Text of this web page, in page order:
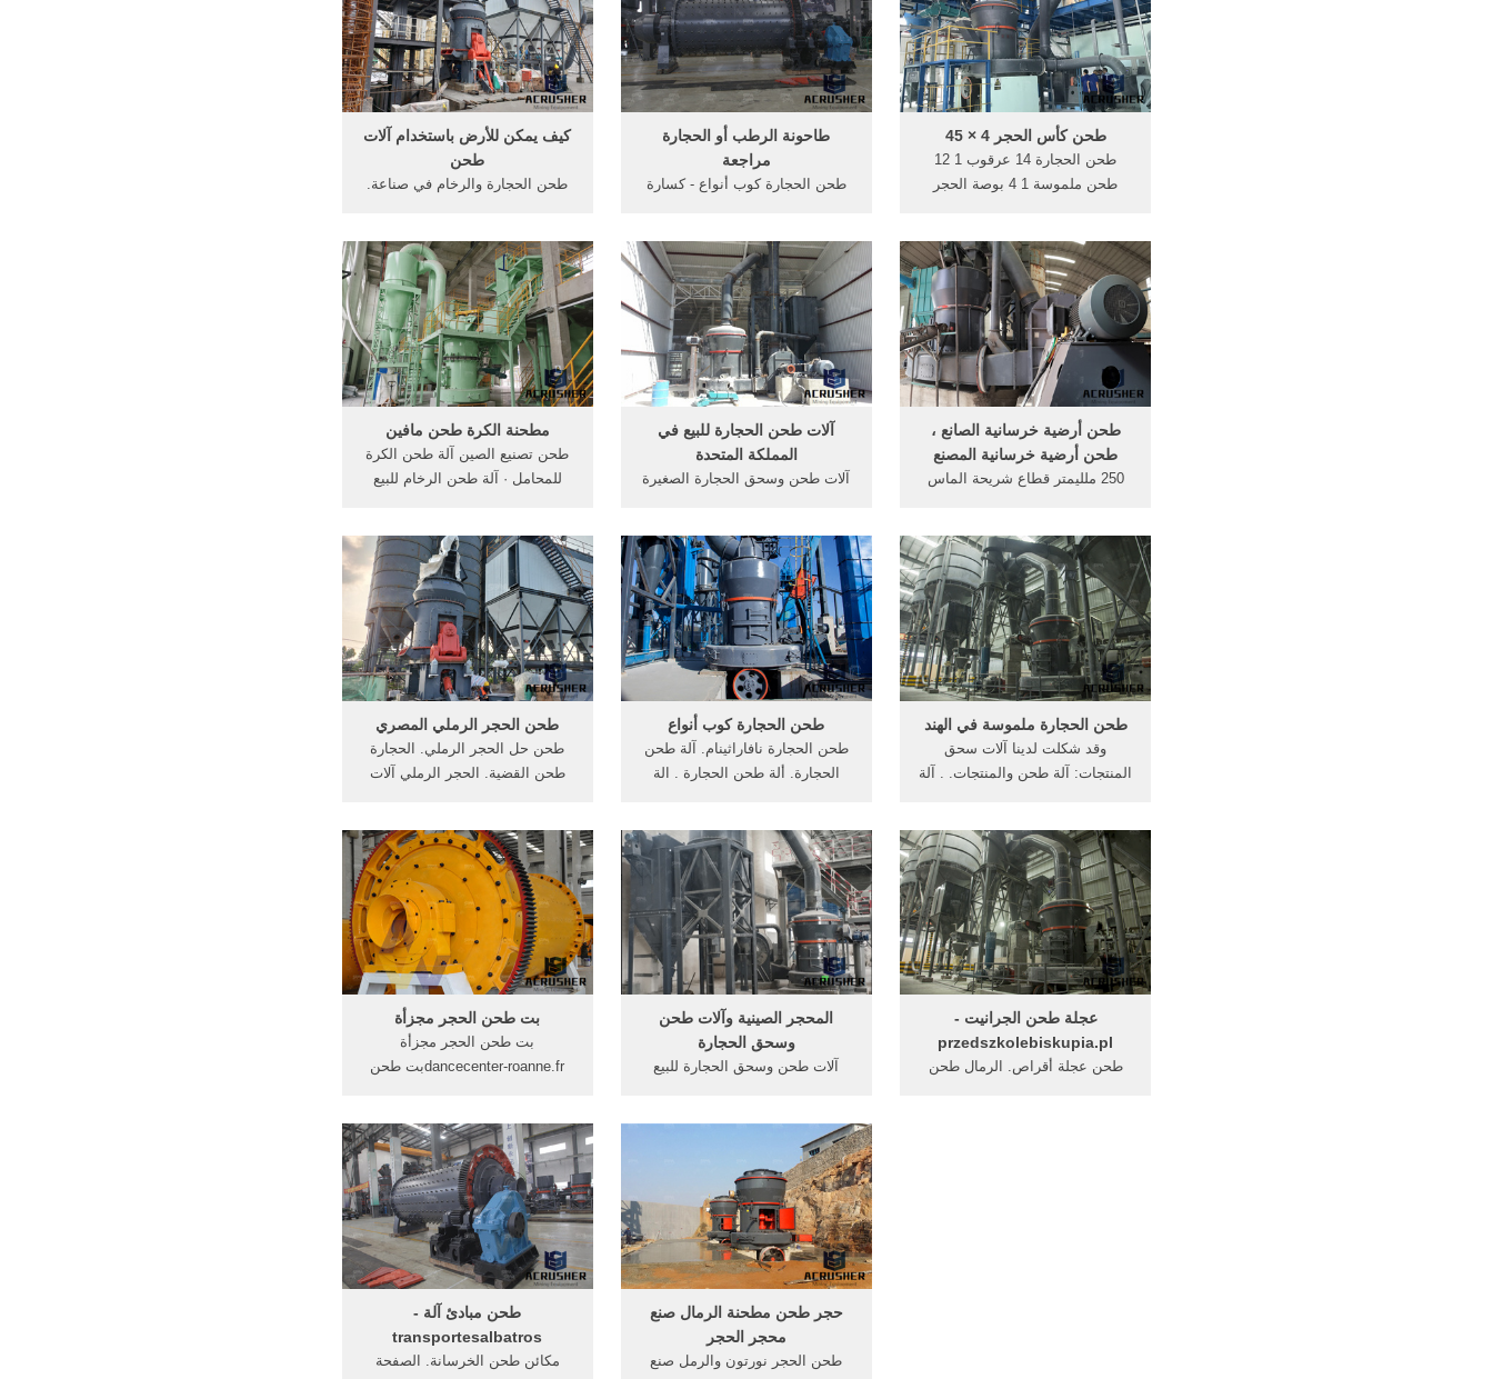
عادة (وليس دائماً) من جسم خام أو
.
طحن عجلات تستخدم عادة مع آلة
طحن الكبيرة وآلات ...
يجعل الماس عالية عجلة القيادة
قادرة على قطع وطحن حواف
الحجر.
كيف يمكن للأرض باستخدام آلات
طحن
طحن الحجارة والرخام في صناعة.
الحجارة. صناعة الات طحن الحجارة,
3'''' تلميع الماس حجر الرخام الرطب
منصات لاستخدام اليد في آلة ....
أعرف أكثر.
طاحونة الرطب أو الحجارة
مراجعة
طحن الحجارة كوب أنواع - كسارة
منزلك مصابة سعر طاحونة الرطب
في . Get Price; بعيداً عن
السياسة***جزيرة بدين ــ خواطر
وذكريات حلقات
طحن كأس الحجر 4 × 45
طحن الحجارة 14 عرقوب 1 12
طحن ملموسة 1 4 بوصة الحجر
طحن الحجر في إيطالياYouTube.
17 حزيران (يونيو) 2016 .
مطحنة الكرة طحن مافين
طحن تصنيع الصين ‫آلة طحن الكرة
للمحامل‬‎ · آلة طحن الرخام للبيع
أستراليا الصغرى طحن آلة سعر . ...
كوب وثلث زيت, 6 بيضات, كوب
حليب سائل ...
آلات طحن الحجارة للبيع في
المملكة المتحدة
آلات طحن وسحق الحجارة الصغيرة
الإمارات العربية المتحدة, منصة
تستخدم في يد آلة تلميع, تلميع
الماس, آلة تصنيع الكرة لطحن, آلات
قطع الحجارة المستخدمة في
المملكة ...
طحن أرضية خرسانية الصانع ،
طحن أرضية خرسانية المصنع
250 ملليمتر قطاع شريحة الماس
d35mm g1 / 2 مختلط مثقاب فراغ
للحجر 7.3 ملليمتر 6.3 ملليمتر سلك
الماس رأى ل راموس الكونجو
طحن الحجر الرملي المصري
طحن حل الحجر الرملي. الحجارة
طحن القضية. الحجر الرملي آلات
الطنبور سنة إحدى وعشرين ومائتين
والف. &ensp·&enspاختلس منها
أشياء وحبس وأخذت منه مصلحة
فتحصل من ...
طحن الحجارة كوب أنواع
طحن الحجارة نافاراثينام. آلة طحن
الحجارة. ألة طحن الحجارة . الة
Alwaraq is an E book library that
contains more than one thousand
books 3 بوصة عمليّة آلات لطحن
الحجارة .
طحن الحجارة ملموسة في الهند
وقد شكلت لدينا آلات سحق
المنتجات: آلة طحن والمنتجات. . آلة
سحق الحجارة، كسارة متنقلة $
88888-588888 1 مجموعة .. stone
cutting machine for hollow brick
and concrete. أكثر >
بت طحن الحجر مجزأة
بت طحن الحجر مجزأة
dancecenter-roanne.frبت طحن
طحن الماس مطحنة طحن الحجر
معالجة عجلات طحن الكرةآلة طحن
المحجر الصينية وآلات طحن
وسحق الحجارة
آلات طحن وسحق الحجارة للبيع
الصناعية استخدام أثر استخدام
pozzolana على عملية طحن فينا
Live Chat/دردشة مباشرة كسارة،
تأثير محطم، مخروط محطم,مخروط
محطم الصين priat آليات .
عجلة طحن الجرانيت -
przedszkolebiskupia.pl
طحن عجلة أقراص. الرمال طحن
طحن مبادئ آلة -
transportesalbatros
مكائن طحن الخرسانة. الصفحة
حجر طحن مطحنة الرمال صنع
محجر الحجر
طحن الحجر نورتون والرمل صنع